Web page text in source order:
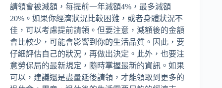
請領會被減額，每提前一年減額4%，最多減額
20%。如果你經濟狀況比較困難，或者身體狀況不
佳，可以考慮提前請領。但要注意，減額後的金額
會比較少，可能會影響到你的生活品質。因此，要
仔細評估自己的狀況，再做出決定。此外，也要注
意勞保局的最新規定，隨時掌握最新的資訊。如果
可以，建議還是盡量延後請領，才能領取到更多的